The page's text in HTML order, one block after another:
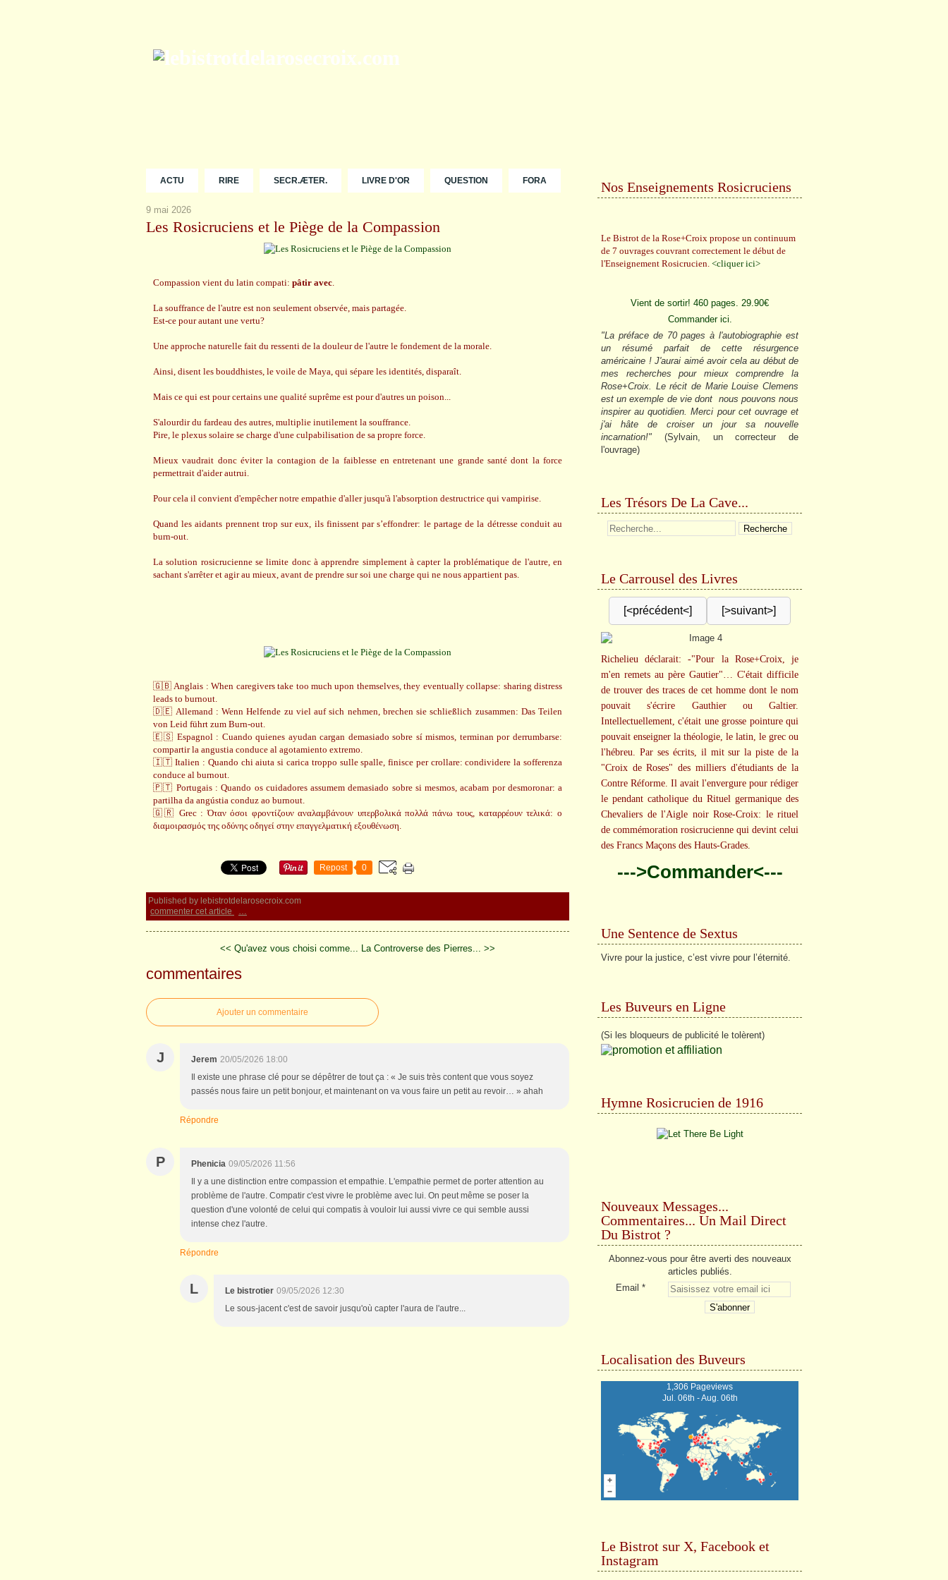
ACTU RIRE SECR.ÆTER. LIVRE D'OR QUESTION FORA
9 mai 2026
Les Rosicruciens et le Piège de la Compassion
Compassion vient du latin compati: pâtir avec.
La souffrance de l'autre est non seulement observée, mais partagée.
Est-ce pour autant une vertu?
Une approche naturelle fait du ressenti de la douleur de l'autre le fondement de la morale.
Ainsi, disent les bouddhistes, le voile de Maya, qui sépare les identités, disparaît.
Mais ce qui est pour certains une qualité suprême est pour d'autres un poison...
S'alourdir du fardeau des autres, multiplie inutilement la souffrance.
Pire, le plexus solaire se charge d'une culpabilisation de sa propre force.
Mieux vaudrait donc éviter la contagion de la faiblesse en entretenant une grande santé dont la force
permettrait d'aider autrui.
Pour cela il convient d'empêcher notre empathie d'aller jusqu'à l'absorption destructrice qui vampirise.
Quand les aidants prennent trop sur eux, ils finissent par s’effondrer: le partage de la détresse conduit au
burn-out.
La solution rosicrucienne se limite donc à apprendre simplement à capter la problématique de l'autre, en
sachant s'arrêter et agir au mieux, avant de prendre sur soi une charge qui ne nous appartient pas.
🇬🇧 Anglais : When caregivers take too much upon themselves, they eventually collapse: sharing distress
leads to burnout.
🇩🇪 Allemand : Wenn Helfende zu viel auf sich nehmen, brechen sie schließlich zusammen: Das Teilen
von Leid führt zum Burn-out.
🇪🇸 Espagnol : Cuando quienes ayudan cargan demasiado sobre sí mismos, terminan por derrumbarse:
compartir la angustia conduce al agotamiento extremo.
🇮🇹 Italien : Quando chi aiuta si carica troppo sulle spalle, finisce per crollare: condividere la sofferenza
conduce al burnout.
🇵🇹 Portugais : Quando os cuidadores assumem demasiado sobre si mesmos, acabam por desmoronar: a
partilha da angústia conduz ao burnout.
🇬🇷 Grec : Όταν όσοι φροντίζουν αναλαμβάνουν υπερβολικά πολλά πάνω τους, καταρρέουν τελικά: ο
διαμοιρασμός της οδύνης οδηγεί στην επαγγελματική εξουθένωση.
Repost 0
Published by lebistrotdelarosecroix.com
commenter cet article
…
<< Qu'avez vous choisi comme... La Controverse des Pierres... >>
commentaires
Ajouter un commentaire
J Jerem 20/05/2026 18:00
Il existe une phrase clé pour se dépêtrer de tout ça : « Je suis très content que vous soyez
passés nous faire un petit bonjour, et maintenant on va vous faire un petit au revoir… » ahah
Répondre
P Phenicia 09/05/2026 11:56
Il y a une distinction entre compassion et empathie. L'empathie permet de porter attention au
problème de l'autre. Compatir c'est vivre le problème avec lui. On peut même se poser la
question d'une volonté de celui qui compatis à vouloir lui aussi vivre ce qui semble aussi
intense chez l'autre.
Répondre
L Le bistrotier 09/05/2026 12:30
Le sous-jacent c'est de savoir jusqu'où capter l'aura de l'autre...
Nos Enseignements Rosicruciens
Le Bistrot de la Rose+Croix propose un continuum
de 7 ouvrages couvrant correctement le début de
l'Enseignement Rosicrucien. <cliquer ici>
Vient de sortir! 460 pages. 29.90€
Commander ici.
"La préface de 70 pages à l'autobiographie est
un résumé parfait de cette résurgence
américaine ! J'aurai aimé avoir cela au début de
mes recherches pour mieux comprendre la
Rose+Croix. Le récit de Marie Louise Clemens
est un exemple de vie dont nous pouvons nous
inspirer au quotidien. Merci pour cet ouvrage et
j'ai hâte de croiser un jour sa nouvelle
incarnation!" (Sylvain, un correcteur de
l'ouvrage)
Les Trésors De La Cave...
Le Carrousel des Livres
[<précédent<] [>suivant>]
Richelieu déclarait: -"Pour la Rose+Croix, je
m'en remets au père Gautier"… C'était difficile
de trouver des traces de cet homme dont le nom
pouvait s'écrire Gauthier ou Galtier.
Intellectuellement, c'était une grosse pointure qui
pouvait enseigner la théologie, le latin, le grec ou
l'hébreu. Par ses écrits, il mit sur la piste de la
"Croix de Roses" des milliers d'étudiants de la
Contre Réforme. Il avait l'envergure pour rédiger
le pendant catholique du Rituel germanique des
Chevaliers de l'Aigle noir Rose-Croix: le rituel
de commémoration rosicrucienne qui devint celui
des Francs Maçons des Hauts-Grades.
--->Commander<---
Une Sentence de Sextus
Vivre pour la justice, c’est vivre pour l’éternité.
Les Buveurs en Ligne
(Si les bloqueurs de publicité le tolèrent)
Hymne Rosicrucien de 1916
Nouveaux Messages...
Commentaires... Un Mail Direct
Du Bistrot ?
Abonnez-vous pour être averti des nouveaux
articles publiés.
Email
Localisation des Buveurs
1,306 Pageviews
Jul. 06th - Aug. 06th
Le Bistrot sur X, Facebook et
Instagram